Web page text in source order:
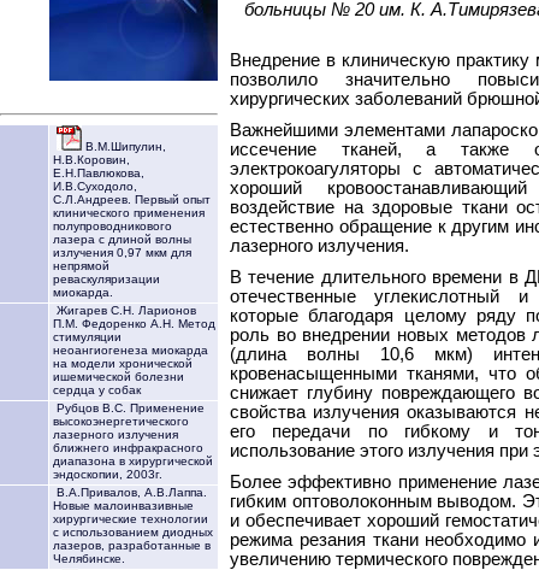
В.М.Шипулин,
Н.В.Коровин,
Е.Н.Павлюкова,
И.В.Суходоло,
С.Л.Андреев. Первый опыт
клинического применения
полупроводникового
лазера с длиной волны
излучения 0,97 мкм для
непрямой
реваскуляризации
миокарда.
Жигарев С.Н. Ларионов
П.М. Федоренко А.Н. Метод
стимуляции
неоангиогенеза миокарда
на модели хронической
ишемической болезни
сердца у собак
Рубцов В.С. Применение
высокоэнергетического
лазерного излучения
ближнего инфракрасного
диапазона в хирургической
эндоскопии, 2003г.
В.А.Привалов, А.В.Лаппа.
Новые малоинвазивные
хирургические технологии
с использованием диодных
лазеров, разработанные в
Челябинске.
больницы № 20 им. К.
Внедрение в клиническую
позволило значительно
хирургических заболеваний
Важнейшими элементами
иссечение тканей, а также
электрокоагуляторы с
хороший
воздействие на здоровые ткани
естественно обращение к другим
лазерного излучения.
В течение длительного времени
отечественные углекислотный
которые благодаря целому ряду
роль во внедрении новых методов
(длина волны 10,6 мкм)
кровенасыщенными тканями, что
снижает глубину повреждающего
свойства излучения оказываются
его передачи по гибкому и
использование этого излучения
Более эффективно применение
гибким оптоволоконным выводом.
и обеспечивает хороший
режима резания ткани
увеличению термического